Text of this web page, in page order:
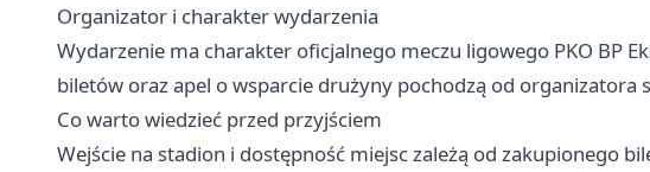
Organizator i charakter wydarzenia
Wydarzenie ma charakter oficjalnego meczu ligowego PKO BP
biletów oraz apel o wsparcie drużyny pochodzą od organizatora
Co warto wiedzieć przed przyjściem
Wejście na stadion i dostępność miejsc zależą od zakupionego